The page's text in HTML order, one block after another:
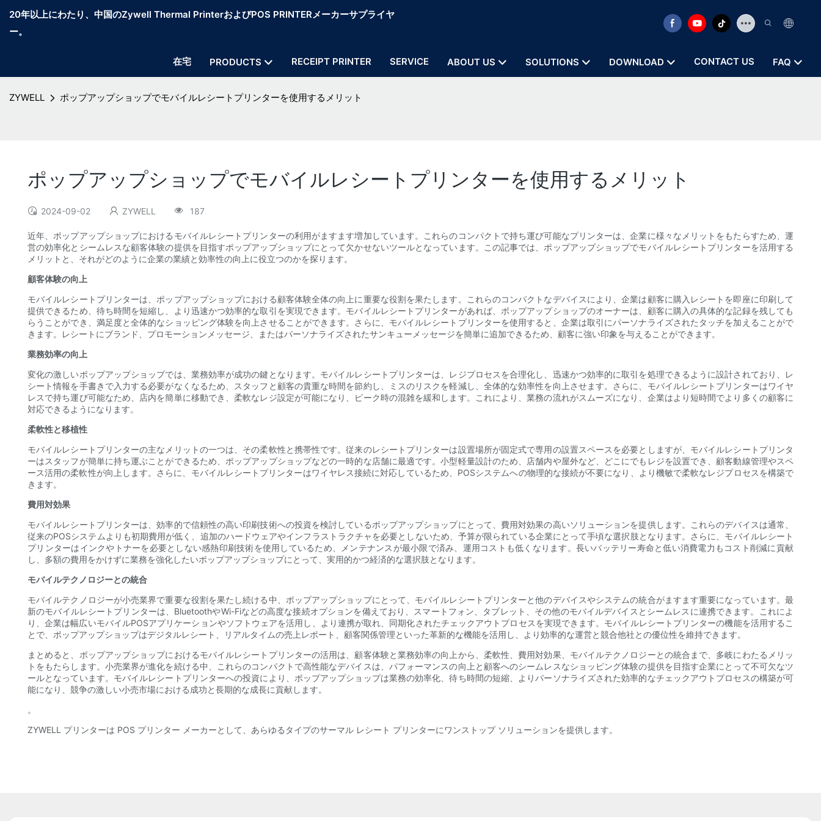
20年以上にわたり、中国のZywell Thermal PrinterおよびPOS PRINTERメーカーサプライヤ
ー。
在宅 PRODUCTS RECEIPT PRINTER SERVICE ABOUT US SOLUTIONS DOWNLOAD CONTACT US FAQ
ZYWELL ポップアップショップでモバイルレシートプリンターを使用するメリット
ポップアップショップでモバイルレシートプリンターを使用するメリット
2024-09-02 ZYWELL 187
近年、ポップアップショップにおけるモバイルレシートプリンターの利用がますます増加しています。これらのコンパクトで持ち運び可能なプリンターは、企業に様々なメリットをもたらすため、運
営の効率化とシームレスな顧客体験の提供を目指すポップアップショップにとって欠かせないツールとなっています。この記事では、ポップアップショップでモバイルレシートプリンターを活用する
メリットと、それがどのように企業の業績と効率性の向上に役立つのかを探ります。
顧客体験の向上
モバイルレシートプリンターは、ポップアップショップにおける顧客体験全体の向上に重要な役割を果たします。これらのコンパクトなデバイスにより、企業は顧客に購入レシートを即座に印刷して
提供できるため、待ち時間を短縮し、より迅速かつ効率的な取引を実現できます。モバイルレシートプリンターがあれば、ポップアップショップのオーナーは、顧客に購入の具体的な記録を残しても
らうことができ、満足度と全体的なショッピング体験を向上させることができます。さらに、モバイルレシートプリンターを使用すると、企業は取引にパーソナライズされたタッチを加えることがで
きます。レシートにブランド、プロモーションメッセージ、またはパーソナライズされたサンキューメッセージを簡単に追加できるため、顧客に強い印象を与えることができます。
業務効率の向上
変化の激しいポップアップショップでは、業務効率が成功の鍵となります。モバイルレシートプリンターは、レジプロセスを合理化し、迅速かつ効率的に取引を処理できるように設計されており、レ
シート情報を手書きで入力する必要がなくなるため、スタッフと顧客の貴重な時間を節約し、ミスのリスクを軽減し、全体的な効率性を向上させます。さらに、モバイルレシートプリンターはワイヤ
レスで持ち運び可能なため、店内を簡単に移動でき、柔軟なレジ設定が可能になり、ピーク時の混雑を緩和します。これにより、業務の流れがスムーズになり、企業はより短時間でより多くの顧客に
対応できるようになります。
柔軟性と移植性
モバイルレシートプリンターの主なメリットの一つは、その柔軟性と携帯性です。従来のレシートプリンターは設置場所が固定式で専用の設置スペースを必要としますが、モバイルレシートプリンタ
ーはスタッフが簡単に持ち運ぶことができるため、ポップアップショップなどの一時的な店舗に最適です。小型軽量設計のため、店舗内や屋外など、どこにでもレジを設置でき、顧客動線管理やスペ
ース活用の柔軟性が向上します。さらに、モバイルレシートプリンターはワイヤレス接続に対応しているため、POSシステムへの物理的な接続が不要になり、より機敏で柔軟なレジプロセスを構築で
きます。
費用対効果
モバイルレシートプリンターは、効率的で信頼性の高い印刷技術への投資を検討しているポップアップショップにとって、費用対効果の高いソリューションを提供します。これらのデバイスは通常、
従来のPOSシステムよりも初期費用が低く、追加のハードウェアやインフラストラクチャを必要としないため、予算が限られている企業にとって手頃な選択肢となります。さらに、モバイルレシート
プリンターはインクやトナーを必要としない感熱印刷技術を使用しているため、メンテナンスが最小限で済み、運用コストも低くなります。長いバッテリー寿命と低い消費電力もコスト削減に貢献
し、多額の費用をかけずに業務を強化したいポップアップショップにとって、実用的かつ経済的な選択肢となります。
モバイルテクノロジーとの統合
モバイルテクノロジーが小売業界で重要な役割を果たし続ける中、ポップアップショップにとって、モバイルレシートプリンターと他のデバイスやシステムの統合がますます重要になっています。最
新のモバイルレシートプリンターは、BluetoothやWi-Fiなどの高度な接続オプションを備えており、スマートフォン、タブレット、その他のモバイルデバイスとシームレスに連携できます。これによ
り、企業は幅広いモバイルPOSアプリケーションやソフトウェアを活用し、より連携が取れ、同期化されたチェックアウトプロセスを実現できます。モバイルレシートプリンターの機能を活用するこ
とで、ポップアップショップはデジタルレシート、リアルタイムの売上レポート、顧客関係管理といった革新的な機能を活用し、より効率的な運営と競合他社との優位性を維持できます。
まとめると、ポップアップショップにおけるモバイルレシートプリンターの活用は、顧客体験と業務効率の向上から、柔軟性、費用対効果、モバイルテクノロジーとの統合まで、多岐にわたるメリッ
トをもたらします。小売業界が進化を続ける中、これらのコンパクトで高性能なデバイスは、パフォーマンスの向上と顧客へのシームレスなショッピング体験の提供を目指す企業にとって不可欠なツ
ールとなっています。モバイルレシートプリンターへの投資により、ポップアップショップは業務の効率化、待ち時間の短縮、よりパーソナライズされた効率的なチェックアウトプロセスの構築が可
能になり、競争の激しい小売市場における成功と長期的な成長に貢献します。
。
ZYWELL プリンターは POS プリンター メーカーとして、あらゆるタイプのサーマル レシート プリンターにワンストップ ソリューションを提供します。